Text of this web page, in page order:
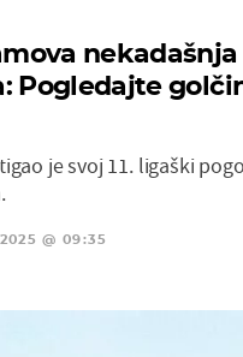
nekadašnja
Pogledajte
je svoj 11. ligaški
@ 09:35